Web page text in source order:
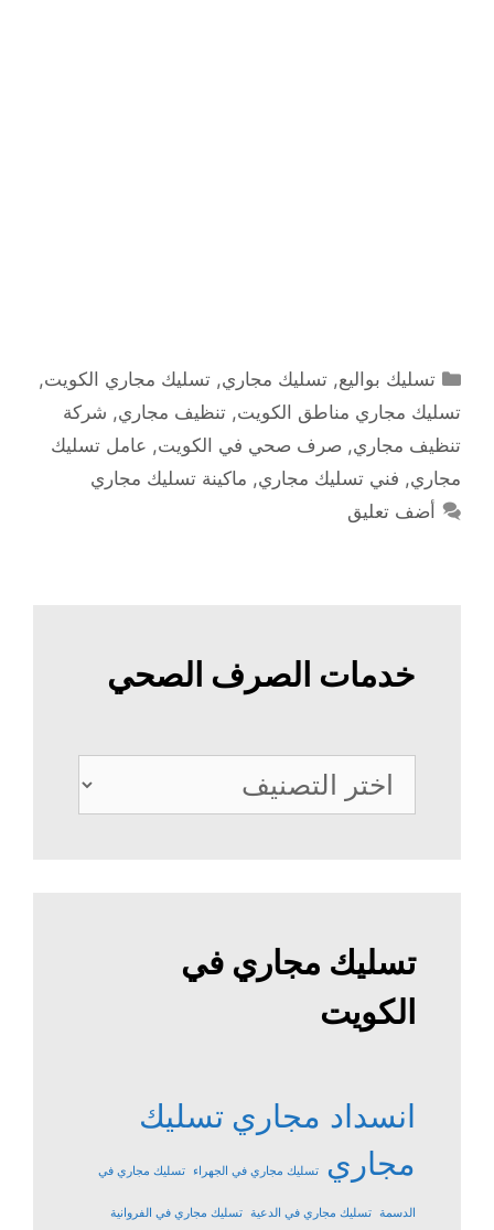
التصنيفات
تسليك بواليع,تسليك مجاري,تسليك مجاري الكويت,
تسليك مجاري مناطق الكويت, تنظيف مجاري, شركة
تنظيف مجاري, صرف صحي في الكويت, عامل تسليك
مجاري, فني تسليك مجاري, ماكينة تسليك مجاري
أضف تعليق
خدمات الصرف الصحي
خدمات
الصرف
تسليك مجاري في
الكويت
انسداد مجاري تسليك
مجاري
تسليك مجاري في الجهراء تسليك مجاري في
الدسمة تسليك مجاري في الدعية تسليك مجاري في الفروانية